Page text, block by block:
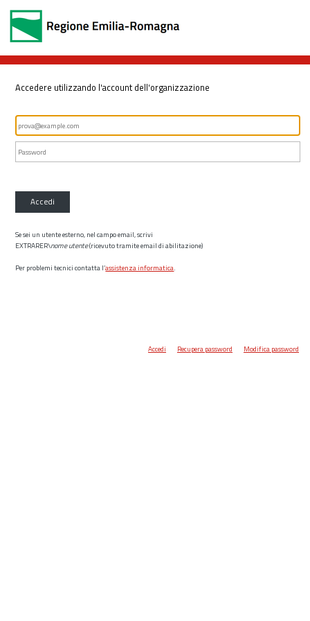
Accedere utilizzando l'account dell'organizzazione
Accedi
Se sei un utente esterno, nel campo email, scrivi
EXTRARER\nome utente(ricevuto tramite email di abilitazione)
Per problemi tecnici contatta l’assistenza informatica.
Accedi Recupera password Modifica password